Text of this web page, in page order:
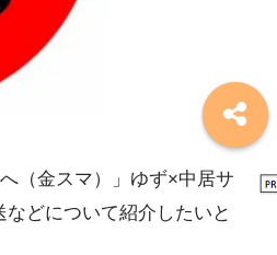
（金スマ）」ゆず×中居サ
どについて紹介したいと